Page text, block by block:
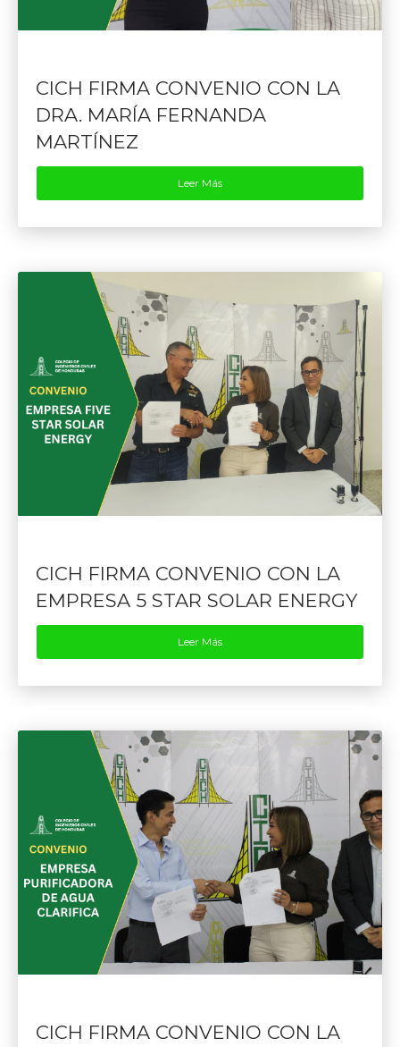
CICH FIRMA CONVENIO CON LA
DRA. MARÍA FERNANDA
MARTÍNEZ
Leer Más
CICH FIRMA CONVENIO CON LA
EMPRESA 5 STAR SOLAR ENERGY
Leer Más
CICH FIRMA CONVENIO CON LA